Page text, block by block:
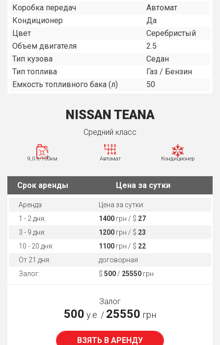
Коробка передач
Автомат
Кондиционер
Да
Цвет
Серебристый
Объем двигателя
2.5
Тип кузова
Седан
Тип топлива
Газ / Бензин
Емкость топливного бака (л)
50
NISSAN TEANA
Средний класс
9,0 л/100км Автомат Кондиционер
Cрок аренды Цена за сутки
Аренда
Цена за сутки:
1 - 2 дня:
1400 грн / $ 27
3 - 9 дня:
1200 грн / $ 23
10 - 20 дня:
1100 грн / $ 22
От 21 дня:
договорная
Залог:
$ 500 / 25550 грн
Залог
500 у.е. / 25550 грн
ВЗЯТЬ В АРЕНДУ